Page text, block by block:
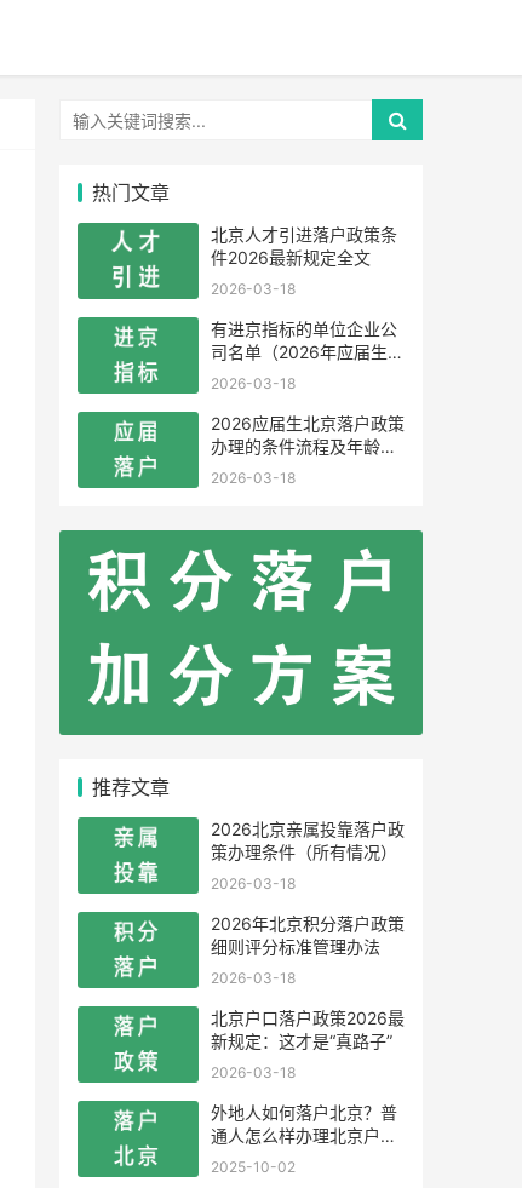
热门文章
北京人才引进落户政策条
件2026最新规定全文
2026-03-18
有进京指标的单位企业公
司名单（2026年应届生留
学生）
2026-03-18
2026应届生北京落户政策
办理的条件流程及年龄限
制
2026-03-18
推荐文章
2026北京亲属投靠落户政
策办理条件（所有情况）
2026-03-18
2026年北京积分落户政策
细则评分标准管理办法
2026-03-18
北京户口落户政策2026最
新规定：这才是“真路子”
2026-03-18
外地人如何落户北京？普
通人怎么样办理北京户
口？
2025-10-02